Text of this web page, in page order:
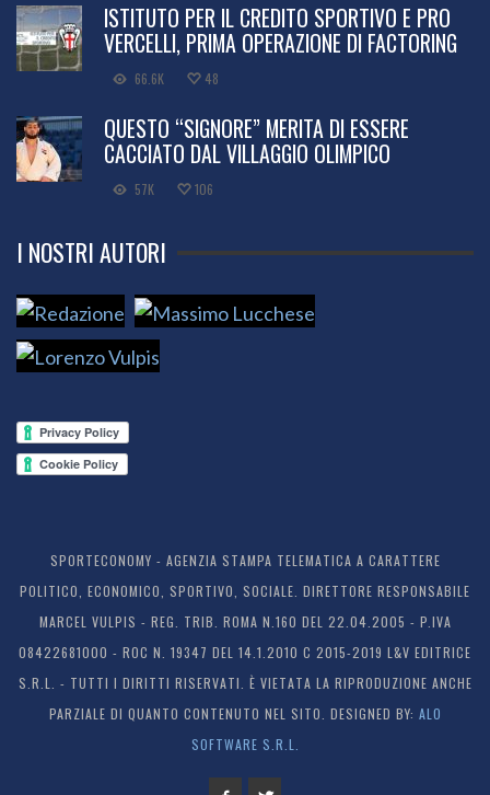
ISTITUTO PER IL CREDITO SPORTIVO E PRO
VERCELLI, PRIMA OPERAZIONE DI FACTORING
66.6K 48
QUESTO “SIGNORE” MERITA DI ESSERE
CACCIATO DAL VILLAGGIO OLIMPICO
57K 106
I NOSTRI AUTORI
SPORTECONOMY - AGENZIA STAMPA TELEMATICA A CARATTERE
POLITICO, ECONOMICO, SPORTIVO, SOCIALE. DIRETTORE RESPONSABILE
MARCEL VULPIS - REG. TRIB. ROMA N.160 DEL 22.04.2005 - P.IVA
08422681000 - ROC N. 19347 DEL 14.1.2010 C 2015-2019 L&V EDITRICE
S.R.L. - TUTTI I DIRITTI RISERVATI. È VIETATA LA RIPRODUZIONE ANCHE
PARZIALE DI QUANTO CONTENUTO NEL SITO. DESIGNED BY: ALO
SOFTWARE S.R.L.